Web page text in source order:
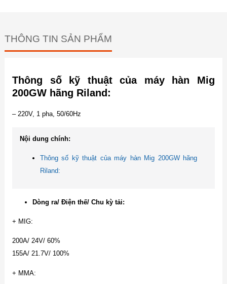
THÔNG TIN SẢN PHẨM
Thông số kỹ thuật của máy hàn Mig
200GW hãng Riland:
– 220V, 1 pha, 50/60Hz
Nội dung chính:
Thông số kỹ thuật của máy hàn Mig 200GW hãng
Riland:
Dòng ra/ Điện thế/ Chu kỳ tải:
+ MIG:
200A/ 24V/ 60%
155A/ 21.7V/ 100%
+ MMA: